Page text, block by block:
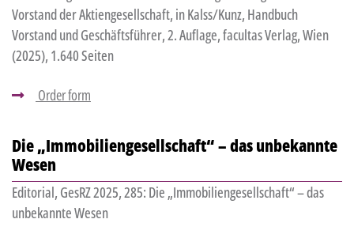
Vorstand der Aktiengesellschaft, in Kalss/Kunz, Handbuch
Vorstand und Geschäftsführer, 2. Auflage, facultas Verlag, Wien
(2025), 1.640 Seiten
Order form
Die „Immobiliengesellschaft“ – das unbekannte
Wesen
Editorial, GesRZ 2025, 285: Die „Immobiliengesellschaft“ – das
unbekannte Wesen